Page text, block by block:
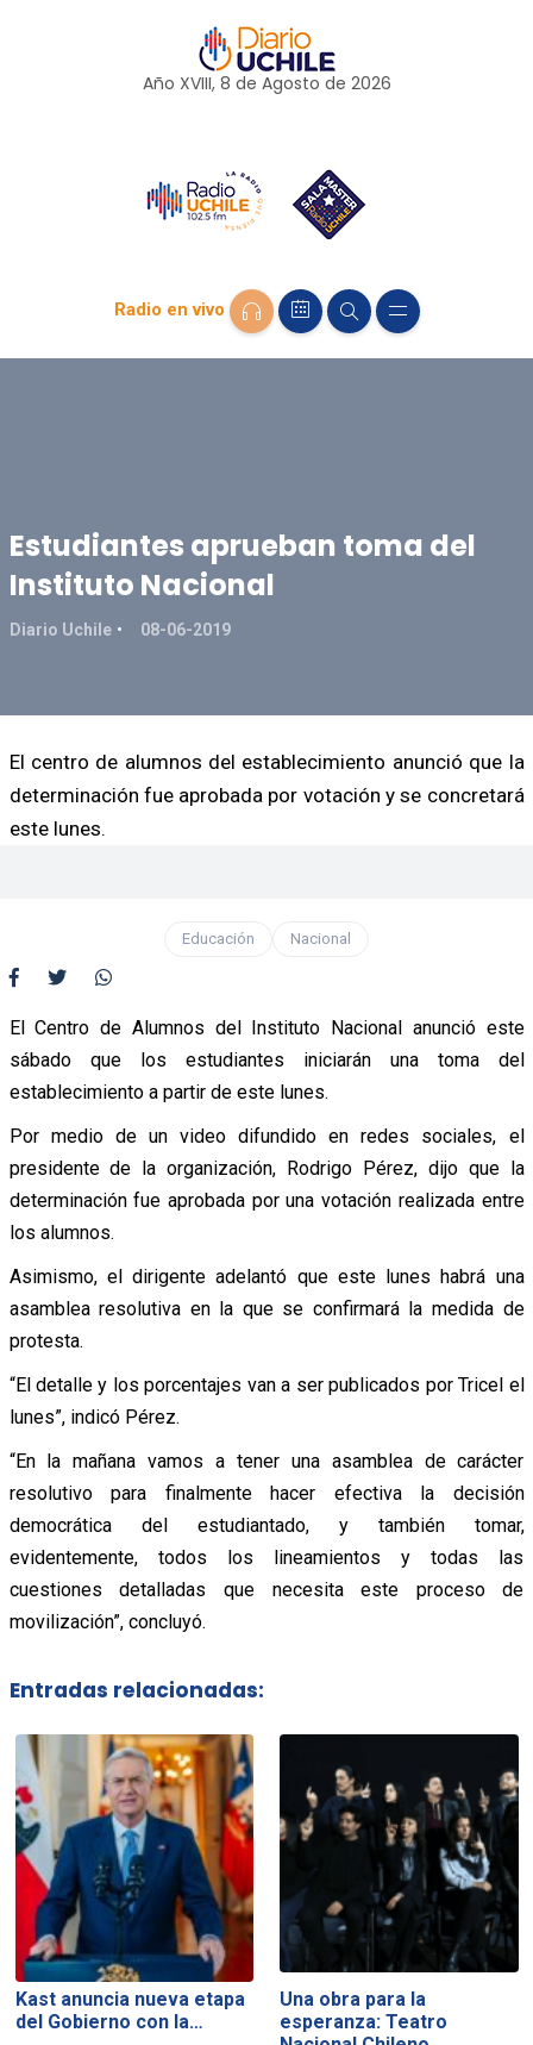
Año XVIII, 8 de Agosto de 2026
Radio en vivo
Estudiantes aprueban toma del
Instituto Nacional
Diario Uchile 08-06-2019
El centro de alumnos del establecimiento anunció que la
determinación fue aprobada por votación y se concretará
este lunes.
Educación Nacional
El Centro de Alumnos del Instituto Nacional anunció este
sábado que los estudiantes iniciarán una toma del
establecimiento a partir de este lunes.
Por medio de un video difundido en redes sociales, el
presidente de la organización, Rodrigo Pérez, dijo que la
determinación fue aprobada por una votación realizada entre
los alumnos.
Asimismo, el dirigente adelantó que este lunes habrá una
asamblea resolutiva en la que se confirmará la medida de
protesta.
“El detalle y los porcentajes van a ser publicados por Tricel el
lunes”, indicó Pérez.
“En la mañana vamos a tener una asamblea de carácter
resolutivo para finalmente hacer efectiva la decisión
democrática del estudiantado, y también tomar,
evidentemente, todos los lineamientos y todas las
cuestiones detalladas que necesita este proceso de
movilización”, concluyó.
Entradas relacionadas:
Kast anuncia nueva etapa
del Gobierno con la…
Una obra para la
esperanza: Teatro